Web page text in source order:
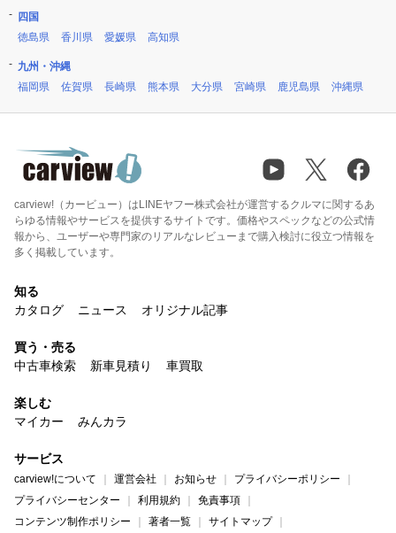
四国
徳島県
香川県 愛媛県 高知県
九州・沖縄
福岡県
佐賀県 長崎県 熊本県 大分県 宮崎県 鹿児島県 沖縄県
carview!（カービュー）はLINEヤフー株式会社が運営するクルマに関するあ
らゆる情報やサービスを提供するサイトです。価格やスペックなどの公式情
報から、ユーザーや専門家のリアルなレビューまで購入検討に役立つ情報を
多く掲載しています。
知る
カタログ
ニュース オリジナル記事
買う・売る
中古車検索
新車見積り 車買取
楽しむ
マイカー
みんカラ
サービス
carview!について 運営会社 お知らせ
プライバシーポリシー
プライバシーセンター
利用規約
免責事項
コンテンツ制作ポリシー
著者一覧 サイトマップ